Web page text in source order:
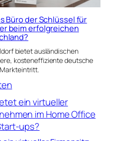
Büro der Schlüssel für
beim erfolgreichen
bietet ausländischen
kosteneffiziente deutsche